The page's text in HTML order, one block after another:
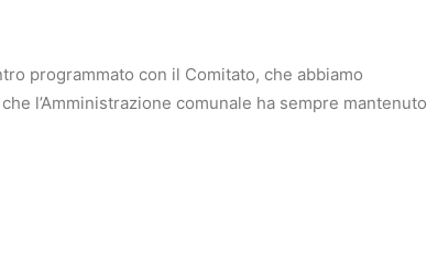
programmato con il Comitato, che abbiamo
l’Amministrazione comunale ha sempre mantenuto